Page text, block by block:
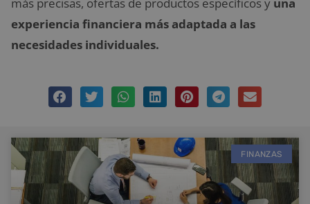
experiencia financiera más adaptada a las
necesidades individuales.
FINANZAS